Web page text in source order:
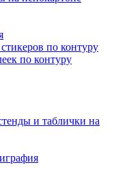
по контуру
по контуру
и таблички на